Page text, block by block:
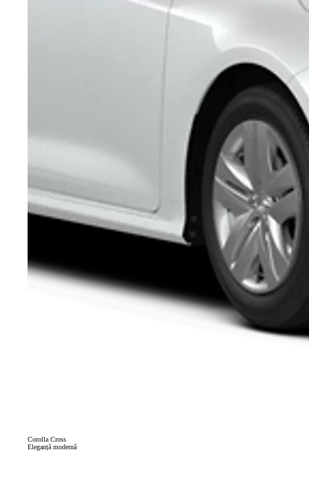
Corolla Cross
Eleganță modernă